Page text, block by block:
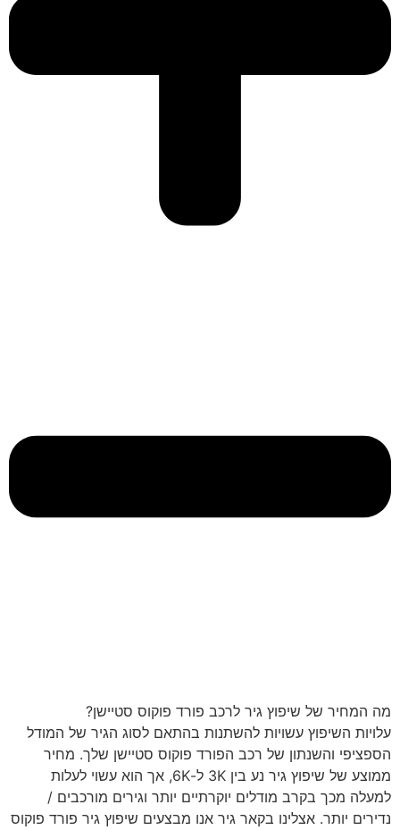
מה המחיר של שיפוץ גיר לרכב פורד פוקוס סטיישן?
עלויות השיפוץ עשויות להשתנות בהתאם לסוג הגיר של המודל
הספציפי והשנתון של רכב הפורד פוקוס סטיישן שלך. מחיר
ממוצע של שיפוץ גיר נע בין 3K ל-6K, אך הוא עשוי לעלות
למעלה מכך בקרב מודלים יוקרתיים יותר וגירים מורכבים /
נדירים יותר. אצלינו בקאר גיר אנו מבצעים שיפוץ גיר פורד פוקוס